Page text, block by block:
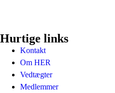
Hurtige links
Kontakt
Om HER
Vedtægter
Medlemmer